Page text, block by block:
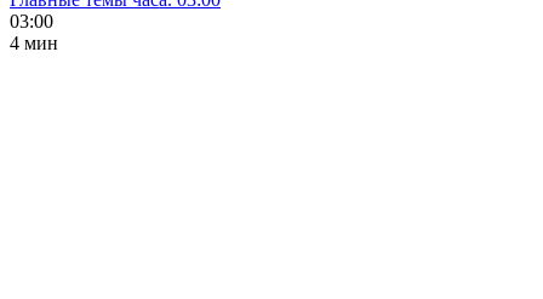
03:00
4 мин